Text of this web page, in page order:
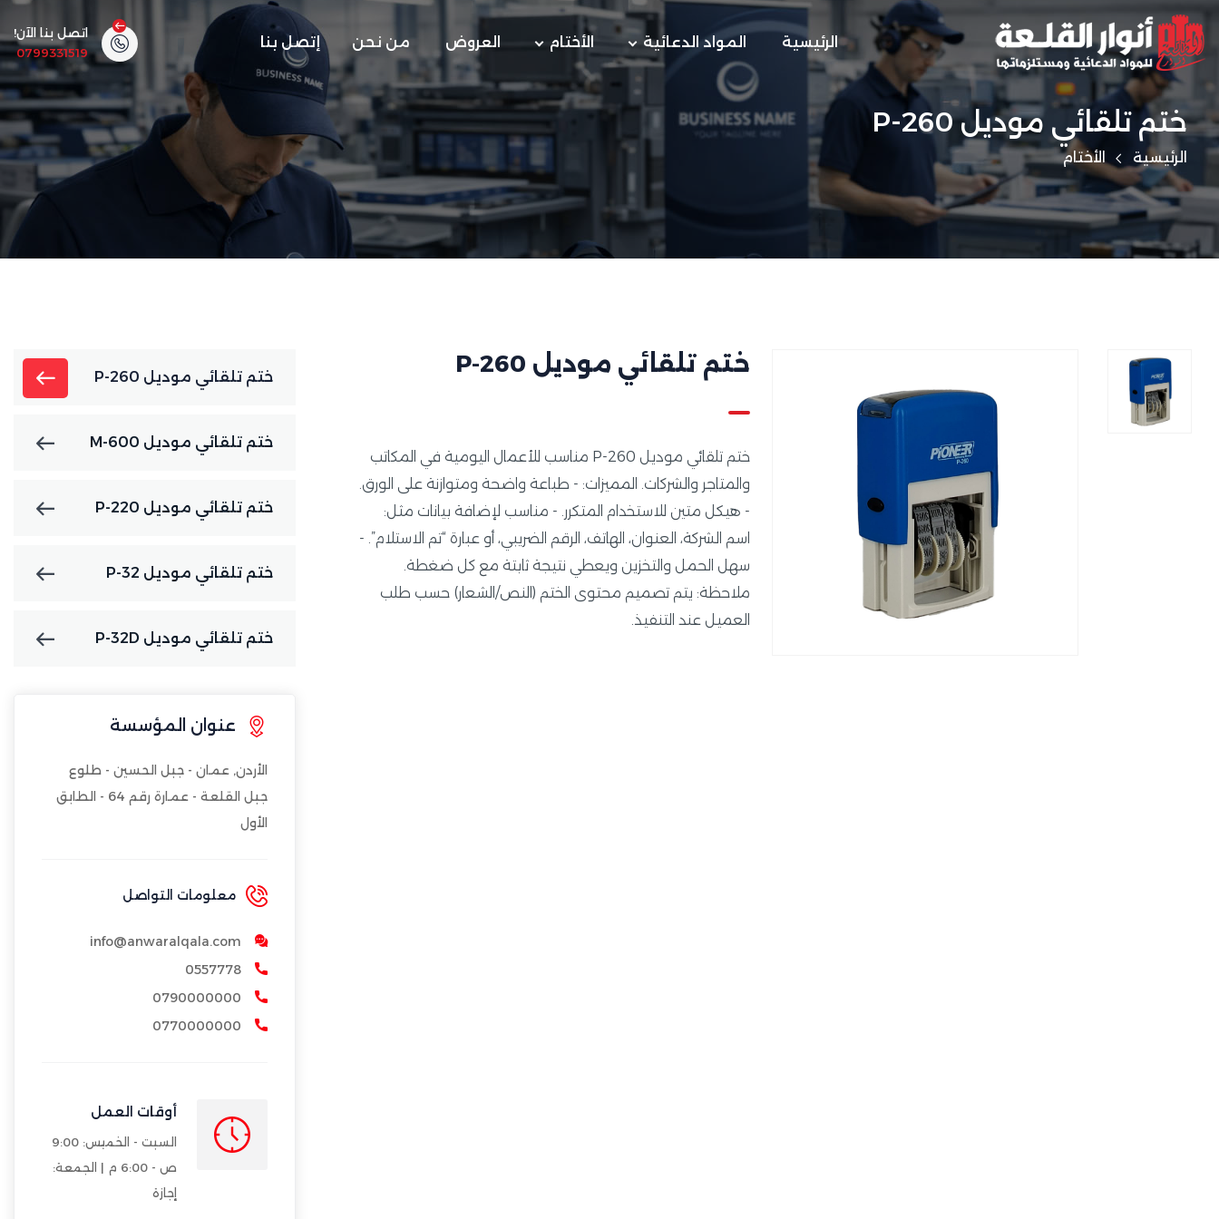
الرئيسية المواد الدعائية الأختام العروض من نحن إتصل بنا
اتصل بنا الآن!
0799331519
ختم تلقائي موديل P-260
الرئيسية الأختام
ختم تلقائي موديل P-260
ختم تلقائي موديل P-260 مناسب للأعمال اليومية في المكاتب
والمتاجر والشركات. المميزات: - طباعة واضحة ومتوازنة على الورق.
- هيكل متين للاستخدام المتكرر. - مناسب لإضافة بيانات مثل:
اسم الشركة، العنوان، الهاتف، الرقم الضريبي، أو عبارة “تم الاستلام”. -
سهل الحمل والتخزين ويعطي نتيجة ثابتة مع كل ضغطة.
ملاحظة: يتم تصميم محتوى الختم (النص/الشعار) حسب طلب
العميل عند التنفيذ.
ختم تلقائي موديل P-260
ختم تلقائي موديل M-600
ختم تلقائي موديل P-220
ختم تلقائي موديل P-32
ختم تلقائي موديل P-32D
عنوان المؤسسة
الأردن, عمان - جبل الحسين - طلوع
جبل القلعة - عمارة رقم 64 - الطابق
الأول
معلومات التواصل
info@anwaralqala.com
0557778
0790000000
0770000000
أوقات العمل
السبت - الخميس: 9:00
ص - 6:00 م | الجمعة:
إجازة